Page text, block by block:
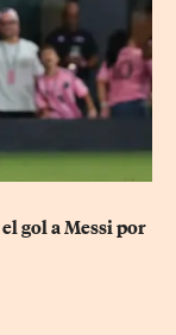
gol a Messi por